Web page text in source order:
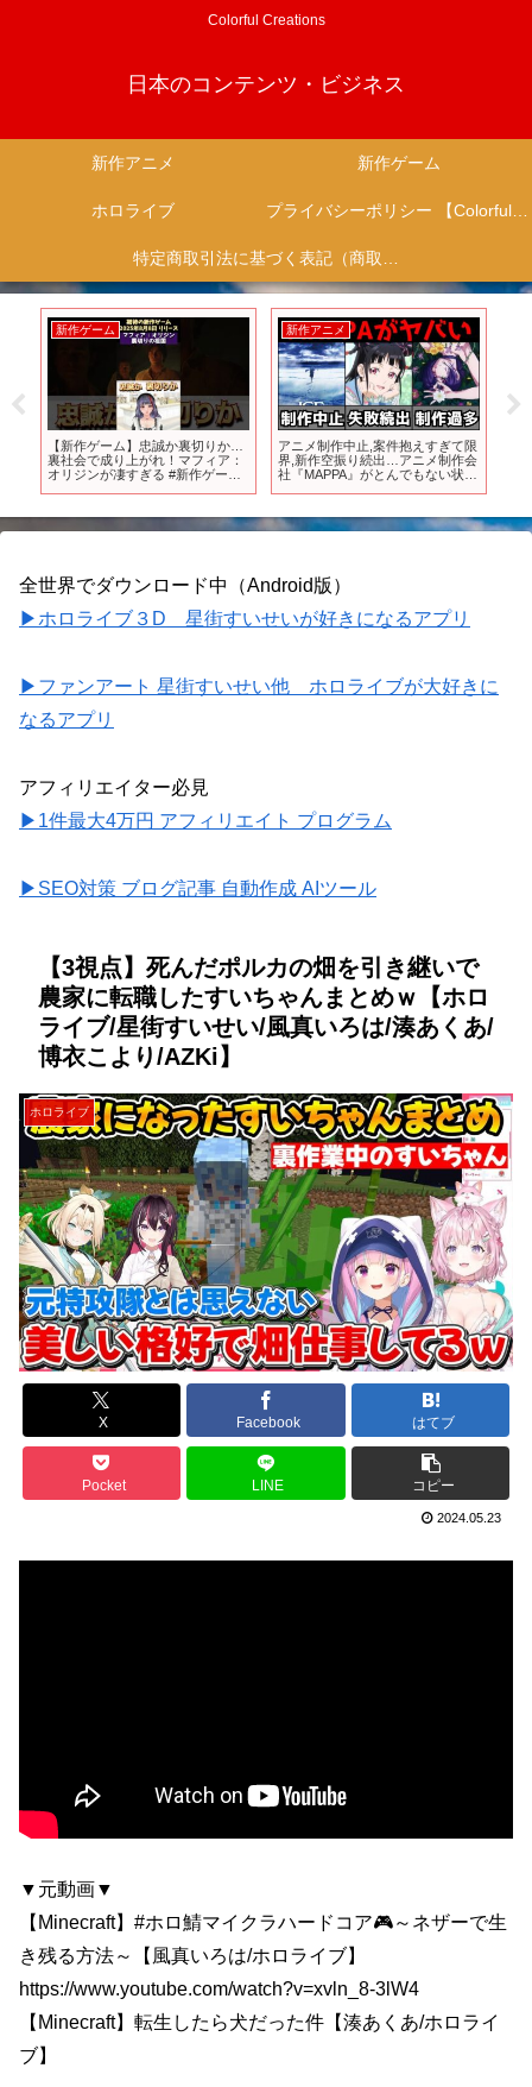
Colorful Creations
日本のコンテンツ・ビジネス
新作アニメ 新作ゲーム
ホロライブ プライバシーポリシー 【Colorful Creation】
特定商取引法に基づく表記（商取引に関する開示）
新作ゲーム
【新作ゲーム】忠誠か裏切りか…
裏社会で成り上がれ！マフィア：
オリジンが凄すぎる #新作ゲーム
新作アニメ
アニメ制作中止,案件抱えすぎて限
界,新作空振り続出…アニメ制作会
社『MAPPA』がとんでもない状態
マン、呪術廻戦、とんスキ】
全世界でダウンロード中（Android版）
▶ホロライブ３D 星街すいせいが好きになるアプリ
▶ファンアート 星街すいせい他 ホロライブが大好きに
なるアプリ
アフィリエイター必見
▶1件最大4万円 アフィリエイト プログラム
▶SEO対策 ブログ記事 自動作成 AIツール
【3視点】死んだポルカの畑を引き継いで
農家に転職したすいちゃんまとめｗ【ホロ
ライブ/星街すいせい/風真いろは/湊あくあ/
博衣こより/AZKi】
ホロライブ
X Facebook はてブ
Pocket LINE コピー
2024.05.23
▼元動画▼
【Minecraft】#ホロ鯖マイクラハードコア🎮～ネザーで生
き残る方法～【風真いろは/ホロライブ】
https://www.youtube.com/watch?v=xvln_8-3lW4
【Minecraft】転生したら犬だった件【湊あくあ/ホロライ
ブ】